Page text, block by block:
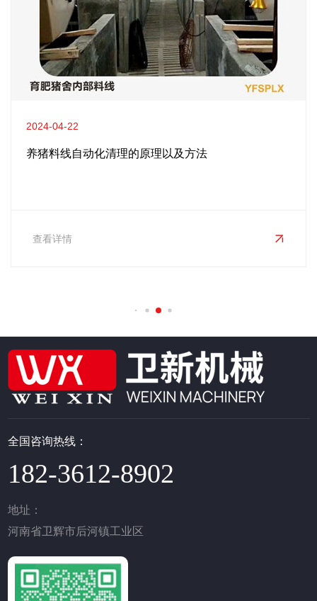
2024-04-22
养猪料线自动化清理的原理以及方法
查看详情
全国咨询热线：
182-3612-8902
地址：
河南省卫辉市后河镇工业区